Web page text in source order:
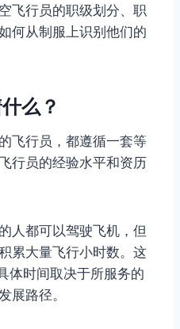
飞行员的职级划分、职
何从制服上识别他们的
么？
飞行员，都遵循一套等
行员的经验水平和资历
人都可以驾驶飞机，但
累大量飞行小时数。这
体时间取决于所服务的
展路径。